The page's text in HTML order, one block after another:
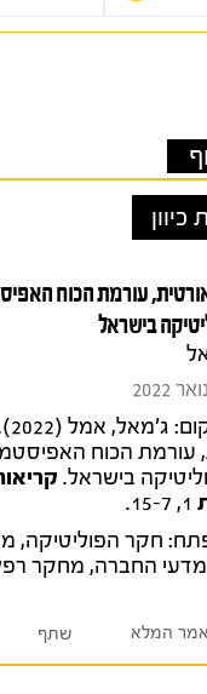
כיוון
עורמת הכוח
בישראל
עורמת הכוח
בישראל.
חקר הפוליטיקה,
מדעי החברה, מחקר
המלא שתף